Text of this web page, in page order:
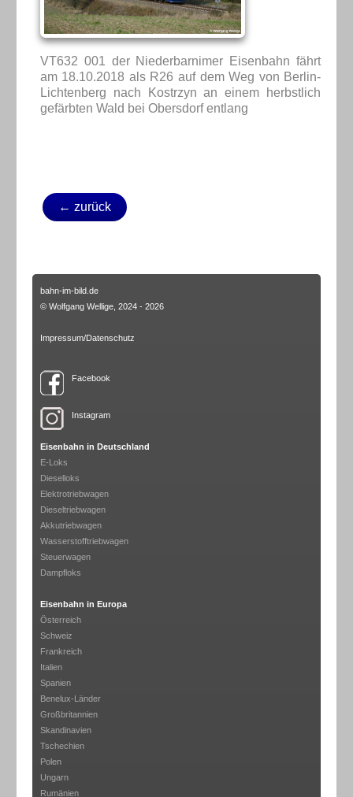
VT632 001 der Niederbarnimer Eisenbahn fährt
am 18.10.2018 als R26 auf dem Weg von Berlin-
Lichtenberg nach Kostrzyn an einem herbstlich
gefärbten Wald bei Obersdorf entlang
← zurück
bahn-im-bild.de
© Wolfgang Wellige, 2024 - 2026
Impressum/Datenschutz
Facebook
Instagram
Eisenbahn in Deutschland
E-Loks
Dieselloks
Elektrotriebwagen
Dieseltriebwagen
Akkutriebwagen
Wasserstofftriebwagen
Steuerwagen
Dampfloks
Eisenbahn in Europa
Österreich
Schweiz
Frankreich
Italien
Spanien
Benelux-Länder
Großbritannien
Skandinavien
Tschechien
Polen
Ungarn
Rumänien